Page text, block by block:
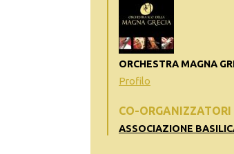
ORCHESTRA MAGNA
Profilo
CO-ORGANIZZATORI
ASSOCIAZIONE